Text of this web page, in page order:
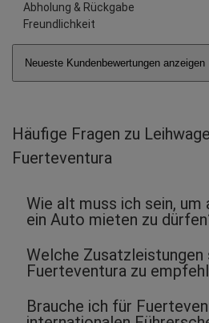
Abholung & Rückgabe
Freundlichkeit
Neueste Kundenbewertungen anzeigen
Häufige Fragen zu
Fuerteventura
Wie alt muss ich sein,
ein Auto mieten zu
Welche Zusatzleistungen
Fuerteventura zu
Brauche ich für